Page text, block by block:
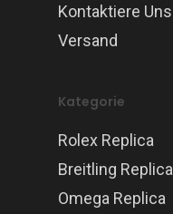
Kontaktiere Uns
Versand
Kategorie
Rolex Replica
Breitling Replica
Omega Replica